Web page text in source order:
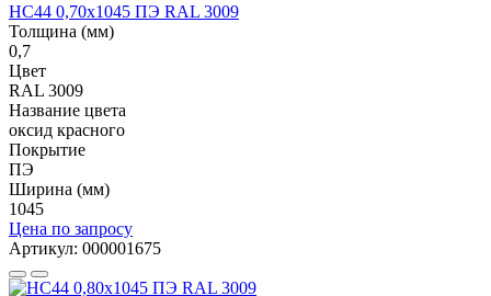
НС44 0,70x1045 ПЭ RAL 3009
Толщина (мм)
0,7
Цвет
RAL 3009
Название цвета
оксид красного
Покрытие
ПЭ
Ширина (мм)
1045
Цена по запросу
Артикул: 000001675